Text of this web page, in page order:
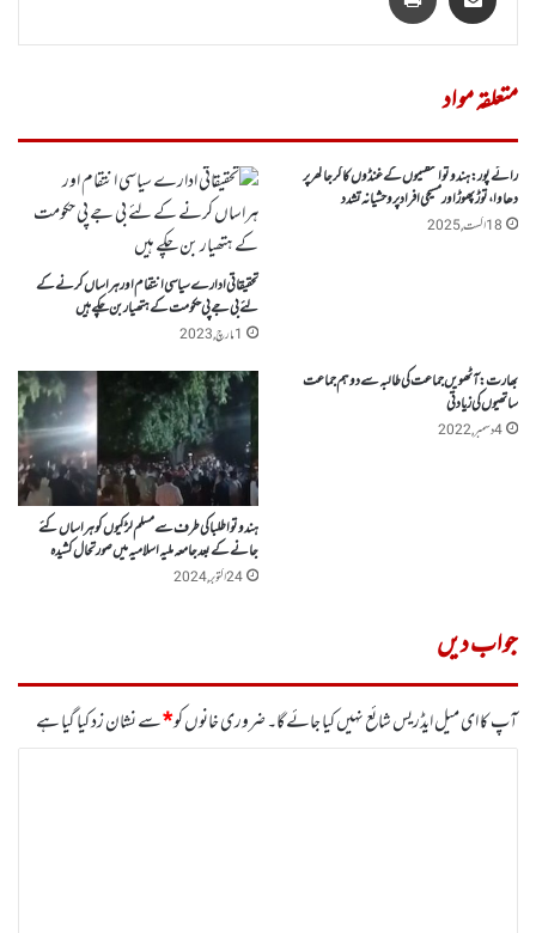
متعلقہ مواد
رائے پور:ہندوتوا تنظیموں کے غنڈوں کا گرجاگھر پر
دھاوا،توڑ پھوڑاور مسیحی افراد پروحشیانہ تشدد
18 اگست, 2025
تحقیقاتی ادارے سیاسی انتقام اور ہراساں کرنے کے
لئے بی جے پی حکومت کے ہتھیار بن چکے ہیں
1 مارچ, 2023
بھارت : آٹھویں جماعت کی طالبہ سے دو ہم جماعت
ساتھیوں کی زیادتی
4 دسمبر, 2022
ہندوتوا طلباکی طرف سے مسلم لڑکیوں کو ہراساں کئے
جانے کے بعد جامعہ ملیہ اسلامیہ میں صورتحال کشیدہ
24 اکتوبر, 2024
جواب دیں
آپ کا ای میل ایڈریس شائع نہیں کیا جائے گا۔ضروری خانوں کو*سے نشان زد کیا گیا ہے